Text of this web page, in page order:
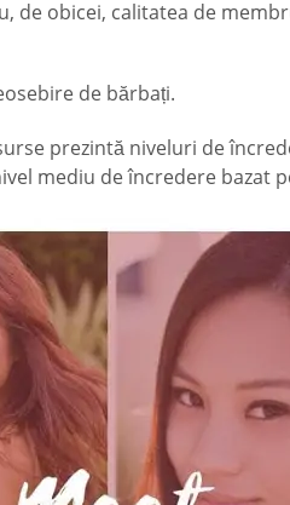
de obicei, calitatea de
de bărbați.
prezintă niveluri de
mediu de încredere bazat